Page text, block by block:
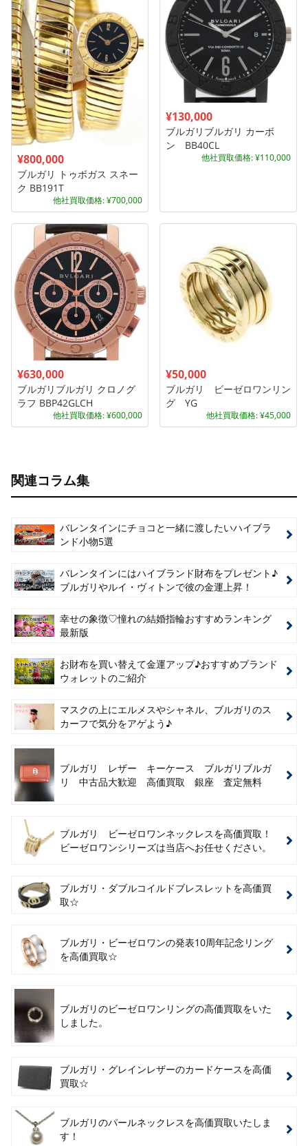
¥800,000
ブルガリ トゥボガス スネー
ク BB191T
他社買取価格: ¥700,000
¥130,000
ブルガリブルガリ カーボ
ン BB40CL
他社買取価格: ¥110,000
¥630,000
ブルガリブルガリ クロノグ
ラフ BBP42GLCH
他社買取価格: ¥600,000
¥50,000
ブルガリ ビーゼロワンリン
グ YG
他社買取価格: ¥45,000
関連コラム集
バレンタインにチョコと一緒に渡したいハイブラ
ンド小物5選
バレンタインにはハイブランド財布をプレゼント♪
ブルガリやルイ・ヴィトンで彼の金運上昇！
幸せの象徴♡憧れの結婚指輪おすすめランキング
最新版
お財布を買い替えて金運アップ♪おすすめブランド
ウォレットのご紹介
マスクの上にエルメスやシャネル、ブルガリのス
カーフで気分をアゲよう♪
ブルガリ レザー キーケース ブルガリブルガ
リ 中古品大歓迎 高価買取 銀座 査定無料
ブルガリ ビーゼロワンネックレスを高価買取！
ビーゼロワンシリーズは当店へお任せください。
ブルガリ・ダブルコイルドブレスレットを高価買
取☆
ブルガリ・ビーゼロワンの発表10周年記念リング
を高価買取☆
ブルガリのビーゼロワンリングの高価買取をいた
しました。
ブルガリ・グレインレザーのカードケースを高価
買取☆
ブルガリのパールネックレスを高価買取いたしま
す！